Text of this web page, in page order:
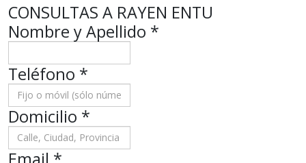
CONSULTAS A RAYEN ENTU
Nombre y Apellido *
Teléfono *
Domicilio *